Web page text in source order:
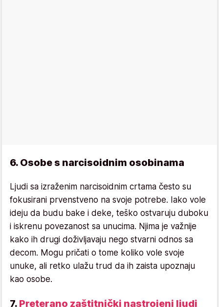
6. Osobe s narcisoidnim osobinama
Ljudi sa izraženim narcisoidnim crtama često su
fokusirani prvenstveno na svoje potrebe. Iako vole
ideju da budu bake i deke, teško ostvaruju duboku
i iskrenu povezanost sa unucima. Njima je važnije
kako ih drugi doživljavaju nego stvarni odnos sa
decom. Mogu pričati o tome koliko vole svoje
unuke, ali retko ulažu trud da ih zaista upoznaju
kao osobe.
7. Preterano zaštitnički nastrojeni ljudi